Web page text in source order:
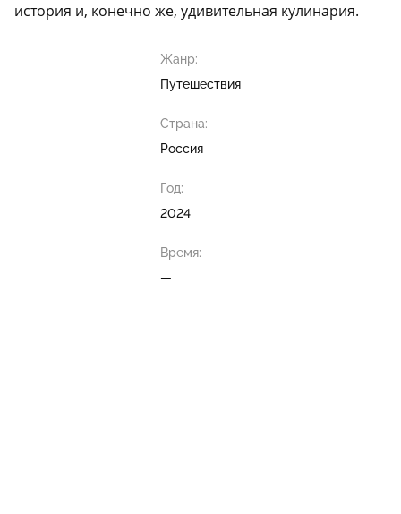
история и, конечно же, удивительная кулинария.
Жанр:
Путешествия
Страна:
Россия
Год:
2024
Время:
—